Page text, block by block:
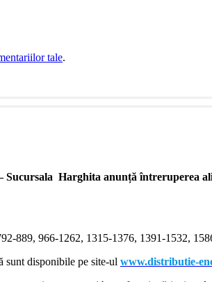
tale.
Sucursala Harghita anunță întreruperea
889, 966-1262, 1315-1376, 1391-1532,
sunt disponibile pe site-ul www.distributie-